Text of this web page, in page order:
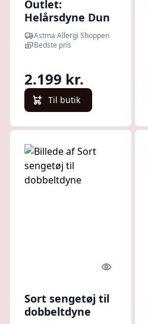
Outlet:
Helårsdyne Dun
Askø - Dyne
Astma Allergi Shoppen
Bedste pris
2.199 kr.
Til butik
Quick look
Sort sengetøj til
dobbeltdyne